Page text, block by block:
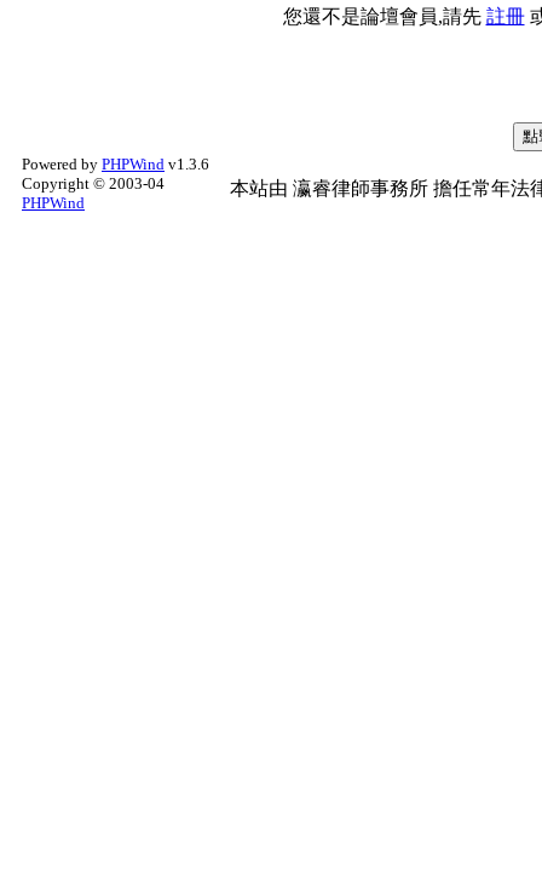
您還不是論壇會員,請先 註冊
Powered by PHPWind v1.3.6
Copyright © 2003-04
PHPWind
本站由 瀛睿律師事務所 擔任常年法